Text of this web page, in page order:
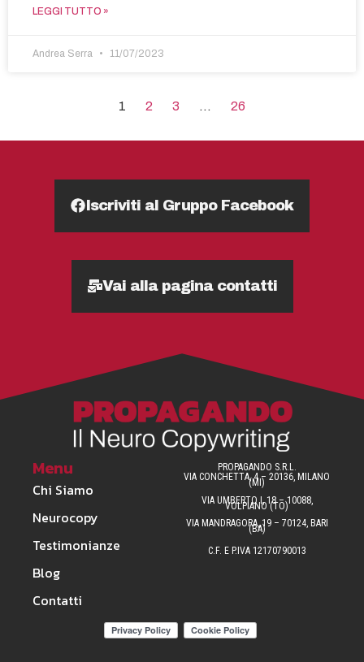
LEGGI TUTTO »
Andrea Serra 11/07/2023
1 2 3 … 26
Iscriviti al Gruppo Facebook
Vai alla pagina contatti
Menu
Chi Siamo
Neurocopy
Testimonianze
Blog
Contatti
PROPAGANDO S.R.L.
VIA CONCHETTA, 4 – 20136, MILANO
(MI)
VIA UMBERTO I, 18 – 10088,
VOLPIANO (TO)
VIA MANDRAGORA, 19 – 70124, BARI
(BA)
C.F. E P.IVA 12170790013